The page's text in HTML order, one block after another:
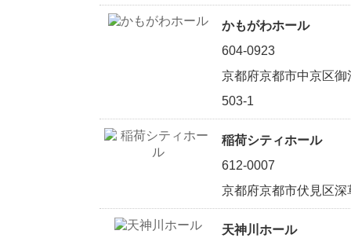
かもがわホール
604-0923
京都府京都市中京区
503-1
稲荷シティホール
612-0007
京都府京都市伏見区
天神川ホール